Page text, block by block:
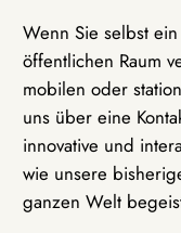
Wenn Sie selbst
öffentlichen Raum
mobilen oder
uns über eine
innovative und
wie unsere
ganzen Welt